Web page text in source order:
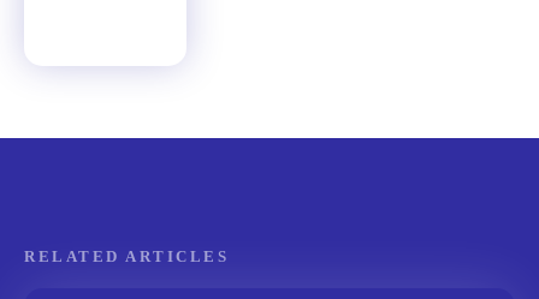
RELATED ARTICLES